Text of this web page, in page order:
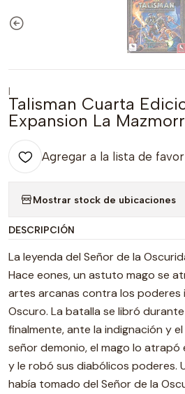
|
Talisman Cuarta
Expansion La
Agregar a la lista de
Mostrar stock de ubicaciones
DESCRIPCIÓN
La leyenda del Señor de la
Hace eones, un astuto mago se
artes arcanas contra los poderes
Oscuro. La batalla se libró
finalmente, ante la indignación y
señor demonio, el mago lo atrapó
y le robó sus diabólicos poderes.
había tomado del Señor de la